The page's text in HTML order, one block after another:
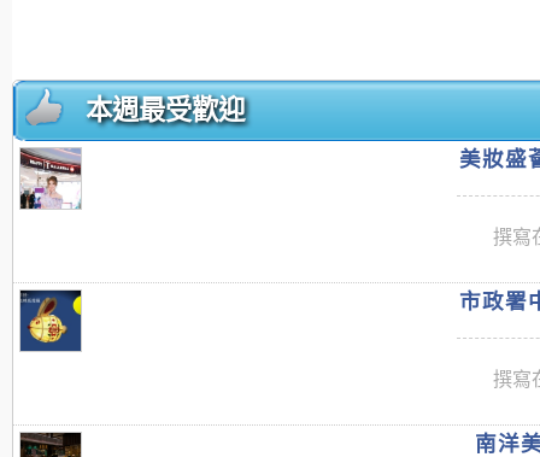
本週最受歡迎
美妝盛
撰寫
市政署
撰寫
南洋